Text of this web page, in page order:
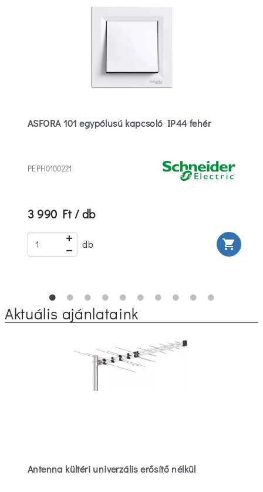
ASFORA 101 egypólusú kapcsoló IP44 fehér
PEPH0100221
3 990 Ft / db
db shopping_cart
Aktuális ajánlataink
Antenna kültéri univerzális erősítő nélkül